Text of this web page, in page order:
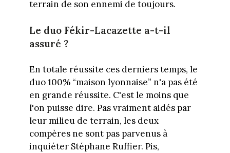
terrain de son ennemi de toujours.
Le duo Fékir-Lacazette a-t-il
assuré ?
En totale réussite ces derniers temps, le
duo 100% “maison lyonnaise” n'a pas été
en grande réussite. C'est le moins que
l'on puisse dire. Pas vraiment aidés par
leur milieu de terrain, les deux
compères ne sont pas parvenus à
inquiéter Stéphane Ruffier. Pis,